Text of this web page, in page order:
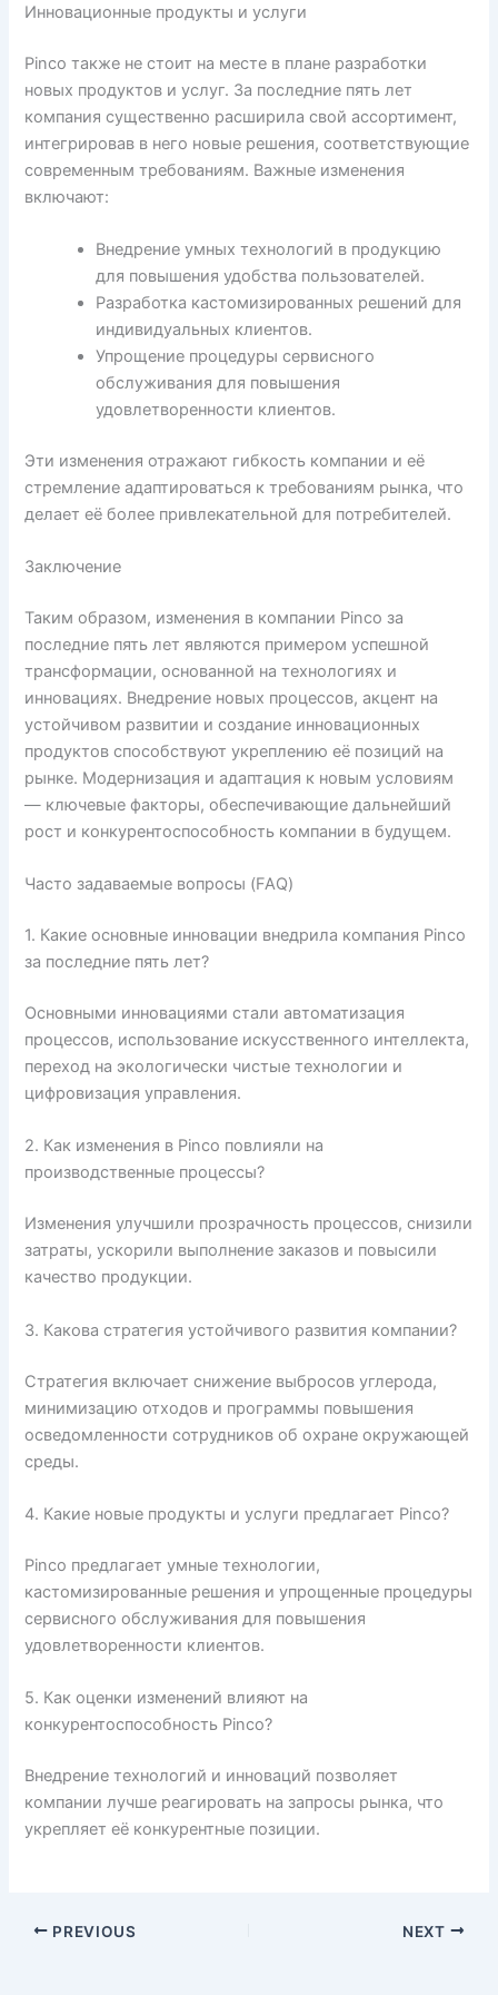
Инновационные продукты и услуги
Pinco также не стоит на месте в плане разработки
новых продуктов и услуг. За последние пять лет
компания существенно расширила свой ассортимент,
интегрировав в него новые решения, соответствующие
современным требованиям. Важные изменения
включают:
Внедрение умных технологий в продукцию
для повышения удобства пользователей.
Разработка кастомизированных решений для
индивидуальных клиентов.
Упрощение процедуры сервисного
обслуживания для повышения
удовлетворенности клиентов.
Эти изменения отражают гибкость компании и её
стремление адаптироваться к требованиям рынка, что
делает её более привлекательной для потребителей.
Заключение
Таким образом, изменения в компании Pinco за
последние пять лет являются примером успешной
трансформации, основанной на технологиях и
инновациях. Внедрение новых процессов, акцент на
устойчивом развитии и создание инновационных
продуктов способствуют укреплению её позиций на
рынке. Модернизация и адаптация к новым условиям
— ключевые факторы, обеспечивающие дальнейший
рост и конкурентоспособность компании в будущем.
Часто задаваемые вопросы (FAQ)
1. Какие основные инновации внедрила компания Pinco
за последние пять лет?
Основными инновациями стали автоматизация
процессов, использование искусственного интеллекта,
переход на экологически чистые технологии и
цифровизация управления.
2. Как изменения в Pinco повлияли на
производственные процессы?
Изменения улучшили прозрачность процессов, снизили
затраты, ускорили выполнение заказов и повысили
качество продукции.
3. Какова стратегия устойчивого развития компании?
Стратегия включает снижение выбросов углерода,
минимизацию отходов и программы повышения
осведомленности сотрудников об охране окружающей
среды.
4. Какие новые продукты и услуги предлагает Pinco?
Pinco предлагает умные технологии,
кастомизированные решения и упрощенные процедуры
сервисного обслуживания для повышения
удовлетворенности клиентов.
5. Как оценки изменений влияют на
конкурентоспособность Pinco?
Внедрение технологий и инноваций позволяет
компании лучше реагировать на запросы рынка, что
укрепляет её конкурентные позиции.
PREVIOUS NEXT